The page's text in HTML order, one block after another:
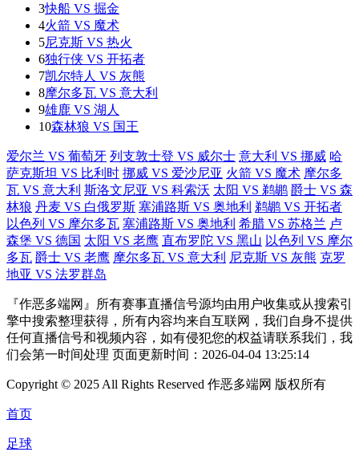
3快船 VS 掘金
4火箭 VS 魔术
5尼克斯 VS 热火
6独行侠 VS 开拓者
7凯尔特人 VS 灰熊
8摩尔多瓦 VS 意大利
9雄鹿 VS 湖人
10森林狼 VS 国王
爱尔兰 VS 葡萄牙 列支敦士登 VS 威尔士 意大利 VS 挪威 哈
萨克斯坦 VS 比利时 挪威 VS 爱沙尼亚 火箭 VS 魔术 摩尔多
瓦 VS 意大利 斯洛文尼亚 VS 科索沃 太阳 VS 鹈鹕 爵士 VS 森
林狼 丹麦 VS 白俄罗斯 塞浦路斯 VS 奥地利 鹈鹕 VS 开拓者
以色列 VS 摩尔多瓦 塞浦路斯 VS 奥地利 希腊 VS 苏格兰 卢
森堡 VS 德国 太阳 VS 老鹰 直布罗陀 VS 黑山 以色列 VS 摩尔
多瓦 爵士 VS 老鹰 摩尔多瓦 VS 意大利 尼克斯 VS 灰熊 克罗
地亚 VS 法罗群岛
『作恶多端网』所有赛事直播信号源均由用户收集或从搜索引
擎中搜索整理获得，所有内容均来自互联网，我们自身不提供
任何直播信号和视频内容，如有侵犯您的权益请联系我们，我
们会第一时间处理 页面更新时间：2026-04-04 13:25:14
Copyright © 2025 All Rights Reserved 作恶多端网 版权所有
首页
足球